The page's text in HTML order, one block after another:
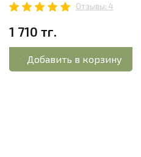
Отзывы: 4
1 710 тг.
Добавить в корзину